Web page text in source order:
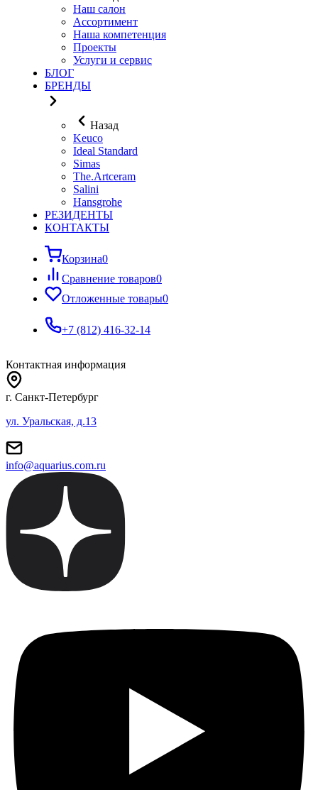
Наш салон
Ассортимент
Наша компетенция
Проекты
Услуги и сервис
БЛОГ
БРЕНДЫ
Назад
Keuco
Ideal Standard
Simas
The.Artceram
Salini
Hansgrohe
РЕЗИДЕНТЫ
КОНТАКТЫ
Корзина0
Сравнение товаров0
Отложенные товары0
+7 (812) 416-32-14
Контактная информация
г. Санкт-Петербург
ул. Уральская, д.13
info@aquarius.com.ru